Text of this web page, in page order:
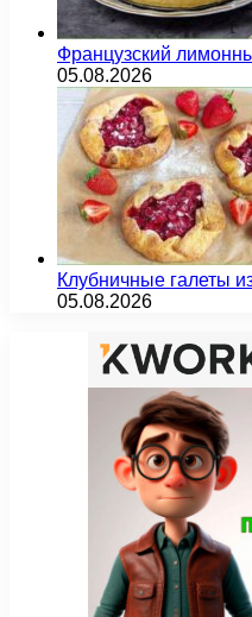
Французский
05.08.2026
Клубничные галеты
05.08.2026